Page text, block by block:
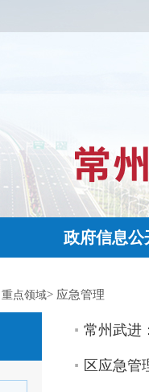
政府信息公
重点领域> 应急管理
常州武进
区应急管